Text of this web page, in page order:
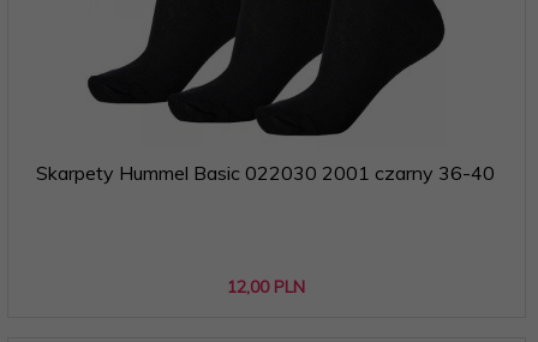
Skarpety Hummel Basic 022030 2001 czarny 36-40
12,00 PLN